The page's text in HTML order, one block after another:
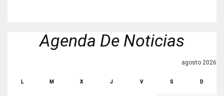
Agenda De Noticias
agosto 2026
L M X J V S D